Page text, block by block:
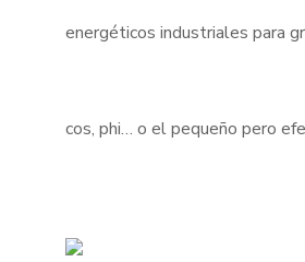
energéticos industriales para
cos, phi… o el pequeño pero